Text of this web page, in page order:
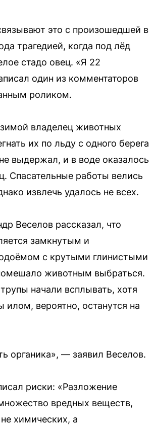
это с произошедшей в
трагедией, когда под лёд
стадо овец. «Я 22
один из комментаторов
роликом.
владелец животных
их по льду с одного берега
выдержал, и в воде оказалось
Спасательные работы велись
извлечь удалось не всех.
Веселов рассказал, что
замкнутым и
с крутыми глинистыми
животным выбраться.
начали всплывать, хотя
илом, вероятно, останутся на
органика», — заявил Веселов.
риски: «Разложение
вредных веществ,
химических, а